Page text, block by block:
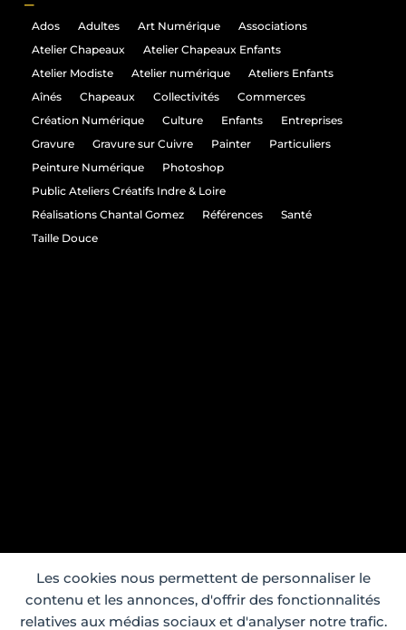
Les cookies nous permettent de personnaliser le
contenu et les annonces, d'offrir des fonctionnalités
relatives aux médias sociaux et d'analyser notre trafic.
Ados Adultes Art Numérique
Associations
Atelier Chapeaux
Atelier Chapeaux Enfants
Atelier Modiste
Atelier numérique
Ateliers Enfants
Aînés
Chapeaux Collectivités
Commerces
Création Numérique
Culture Enfants
Entreprises
Gravure
Gravure sur Cuivre Painter
Particuliers
Peinture Numérique
Photoshop
Public Ateliers Créatifs Indre & Loire
Réalisations Chantal Gomez
Références
Santé
Taille Douce